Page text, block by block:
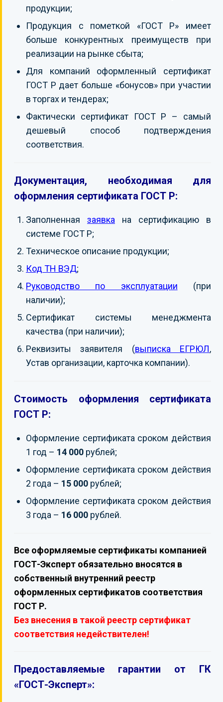
продукции;
Продукция с пометкой «ГОСТ Р» имеет
больше конкурентных преимуществ при
реализации на рынке сбыта;
Для компаний оформленный сертификат
ГОСТ Р дает больше «бонусов» при участии
в торгах и тендерах;
Фактически сертификат ГОСТ Р – самый
дешевый способ подтверждения
соответствия.
Документация, необходимая для
оформления сертификата ГОСТ Р:
Заполненная заявка на сертификацию в
системе ГОСТ Р;
Техническое описание продукции;
Код ТН ВЭД;
Руководство по эксплуатации
(при
наличии);
Сертификат системы менеджмента
качества (при наличии);
Реквизиты заявителя (выписка ЕГРЮЛ,
Устав организации, карточка компании).
Стоимость оформления сертификата
ГОСТ Р:
Оформление сертификата сроком действия
1 год – 14 000 рублей;
Оформление сертификата сроком действия
2 года – 15 000 рублей;
Оформление сертификата сроком действия
3 года – 16 000 рублей.
Все оформляемые сертификаты компанией
ГОСТ-Эксперт обязательно вносятся в
собственный внутренний реестр
оформленных сертификатов соответствия
ГОСТ Р.
Без внесения в такой реестр сертификат
соответствия недействителен!
Предоставляемые гарантии от ГК
«ГОСТ-Эксперт»: